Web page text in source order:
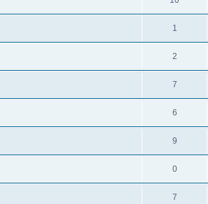
1
2
7
6
9
0
7